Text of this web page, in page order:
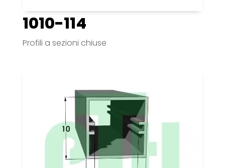
1010-114
Profili a sezioni chiuse